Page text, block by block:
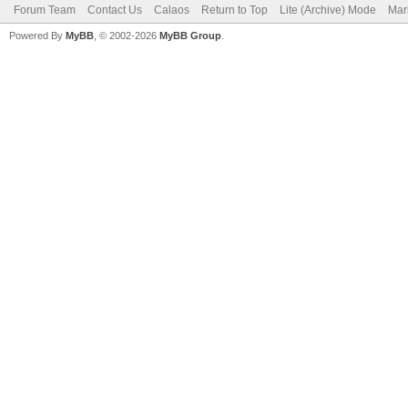
Forum Team Contact Us Calaos Return to Top Lite (Archive) Mode
Powered By MyBB , © 2002-2026 MyBB Group